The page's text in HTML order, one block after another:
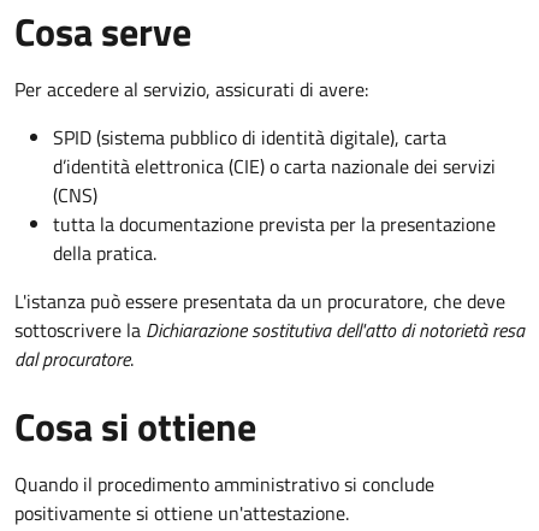
Cosa serve
Per accedere al servizio, assicurati di avere:
SPID (sistema pubblico di identità digitale), carta
d’identità elettronica (CIE) o carta nazionale dei servizi
(CNS)
tutta la documentazione prevista per la presentazione
della pratica.
L'istanza può essere presentata da un procuratore, che deve
sottoscrivere la Dichiarazione sostitutiva dell'atto di notorietà resa
dal procuratore.
Cosa si ottiene
Quando il procedimento amministrativo si conclude
positivamente si ottiene un'attestazione.